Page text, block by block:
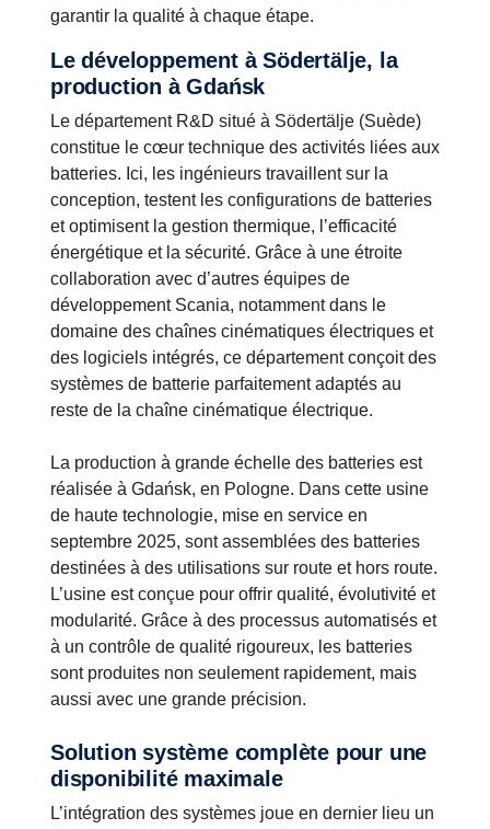
garantir la qualité à chaque étape.
Le développement à Södertälje, la
production à Gdańsk
Le département R&D situé à Södertälje (Suède)
constitue le cœur technique des activités liées aux
batteries. Ici, les ingénieurs travaillent sur la
conception, testent les configurations de batteries
et optimisent la gestion thermique, l’efficacité
énergétique et la sécurité. Grâce à une étroite
collaboration avec d’autres équipes de
développement Scania, notamment dans le
domaine des chaînes cinématiques électriques et
des logiciels intégrés, ce département conçoit des
systèmes de batterie parfaitement adaptés au
reste de la chaîne cinématique électrique.
La production à grande échelle des batteries est
réalisée à Gdańsk, en Pologne. Dans cette usine
de haute technologie, mise en service en
septembre 2025, sont assemblées des batteries
destinées à des utilisations sur route et hors route.
L’usine est conçue pour offrir qualité, évolutivité et
modularité. Grâce à des processus automatisés et
à un contrôle de qualité rigoureux, les batteries
sont produites non seulement rapidement, mais
aussi avec une grande précision.
Solution système complète pour une
disponibilité maximale
L’intégration des systèmes joue en dernier lieu un